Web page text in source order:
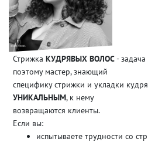
Стрижка КУДРЯВЫХ ВОЛОС-
поэтому мастер, знающий
специфику стрижки и укладки
УНИКАЛЬНЫМ, к нему
возвращаются клиенты.
Если вы:
испытываете трудности со